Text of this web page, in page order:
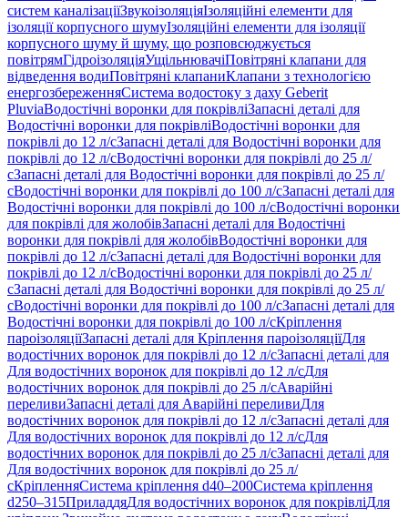
систем каналізаціїЗвукоізоляціяІзоляційні елементи для
ізоляції корпусного шумуІзоляційні елементи для ізоляції
корпусного шуму й шуму, що розповсюджується
повітрямГідроізоляціяУщільнювачіПовітряні клапани для
відведення водиПовітряні клапаниКлапани з технологією
енергозбереженняСистема водостоку з даху Geberit
PluviaВодостічні воронки для покрівліЗапасні деталі для
Водостічні воронки для покрівліВодостічні воронки для
покрівлі до 12 л/сЗапасні деталі для Водостічні воронки для
покрівлі до 12 л/сВодостічні воронки для покрівлі до 25 л/
сЗапасні деталі для Водостічні воронки для покрівлі до 25 л/
сВодостічні воронки для покрівлі до 100 л/сЗапасні деталі для
Водостічні воронки для покрівлі до 100 л/сВодостічні воронки
для покрівлі для жолобівЗапасні деталі для Водостічні
воронки для покрівлі для жолобівВодостічні воронки для
покрівлі до 12 л/сЗапасні деталі для Водостічні воронки для
покрівлі до 12 л/сВодостічні воронки для покрівлі до 25 л/
сЗапасні деталі для Водостічні воронки для покрівлі до 25 л/
сВодостічні воронки для покрівлі до 100 л/сЗапасні деталі для
Водостічні воронки для покрівлі до 100 л/сКріплення
пароізоляціїЗапасні деталі для Кріплення пароізоляціїДля
водостічних воронок для покрівлі до 12 л/сЗапасні деталі для
Для водостічних воронок для покрівлі до 12 л/сДля
водостічних воронок для покрівлі до 25 л/сАварійні
переливиЗапасні деталі для Аварійні переливиДля
водостічних воронок для покрівлі до 12 л/сЗапасні деталі для
Для водостічних воронок для покрівлі до 12 л/сДля
водостічних воронок для покрівлі до 25 л/сЗапасні деталі для
Для водостічних воронок для покрівлі до 25 л/
сКріпленняСистема кріплення d40–200Система кріплення
d250–315ПриладдяДля водостічних воронок для покрівліДля